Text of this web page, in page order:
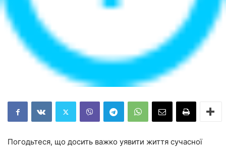
Погодьтеся, що досить важко уявити життя сучасної